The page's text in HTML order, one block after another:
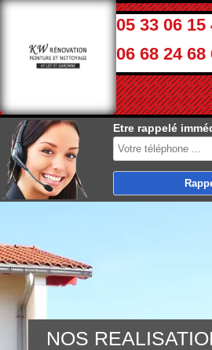
05 33 06 15
06 68 24 68
Etre rappelé
NOS